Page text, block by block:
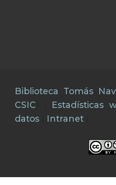
Biblioteca Tomás
CSIC
Estadísticas
datos
Intranet